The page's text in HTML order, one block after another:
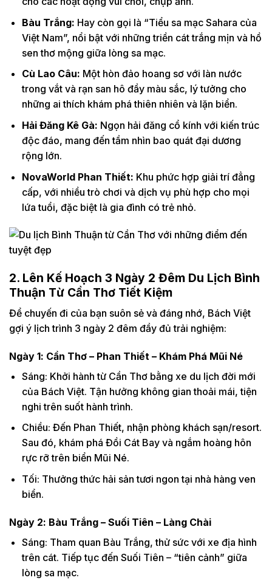
Bàu Trắng: Hay còn gọi là “Tiểu sa mạc Sahara của
Việt Nam”, nổi bật với những triền cát trắng mịn và hồ
sen thơ mộng giữa lòng sa mạc.
Cù Lao Câu: Một hòn đảo hoang sơ với làn nước
trong vắt và rạn san hô đầy màu sắc, lý tưởng cho
những ai thích khám phá thiên nhiên và lặn biển.
Hải Đăng Kê Gà: Ngọn hải đăng cổ kính với kiến trúc
độc đáo, mang đến tầm nhìn bao quát đại dương
rộng lớn.
NovaWorld Phan Thiết: Khu phức hợp giải trí đẳng
cấp, với nhiều trò chơi và dịch vụ phù hợp cho mọi
lứa tuổi, đặc biệt là gia đình có trẻ nhỏ.
2. Lên Kế Hoạch 3 Ngày 2 Đêm Du Lịch Bình
Thuận Từ Cần Thơ Tiết Kiệm
Để chuyến đi của bạn suôn sẻ và đáng nhớ, Bách Việt
gợi ý lịch trình 3 ngày 2 đêm đầy đủ trải nghiệm:
Ngày 1: Cần Thơ – Phan Thiết – Khám Phá Mũi Né
Sáng: Khởi hành từ Cần Thơ bằng xe du lịch đời mới
của Bách Việt. Tận hưởng không gian thoải mái, tiện
nghi trên suốt hành trình.
Chiều: Đến Phan Thiết, nhận phòng khách sạn/resort.
Sau đó, khám phá Đồi Cát Bay và ngắm hoàng hôn
rực rỡ trên biển Mũi Né.
Tối: Thưởng thức hải sản tươi ngon tại nhà hàng ven
biển.
Ngày 2: Bàu Trắng – Suối Tiên – Làng Chài
Sáng: Tham quan Bàu Trắng, thử sức với xe địa hình
trên cát. Tiếp tục đến Suối Tiên – “tiên cảnh” giữa
lòng sa mạc.